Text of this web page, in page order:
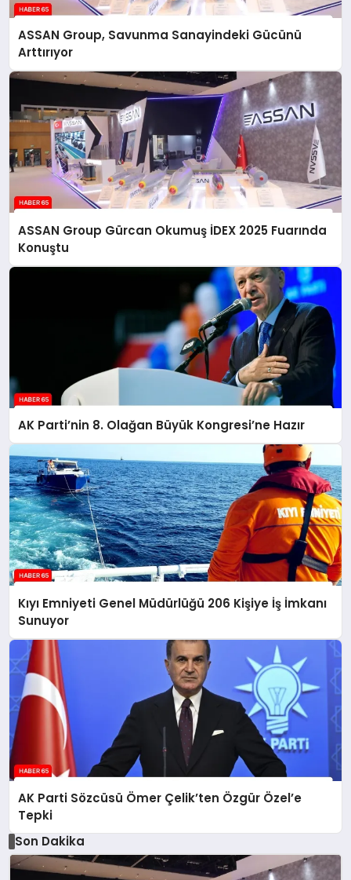
ASSAN Group, Savunma Sanayindeki Gücünü
Arttırıyor
ASSAN Group Gürcan Okumuş İDEX 2025 Fuarında
Konuştu
AK Parti’nin 8. Olağan Büyük Kongresi’ne Hazır
Kıyı Emniyeti Genel Müdürlüğü 206 Kişiye İş İmkanı
Sunuyor
AK Parti Sözcüsü Ömer Çelik’ten Özgür Özel’e
Tepki
Son Dakika